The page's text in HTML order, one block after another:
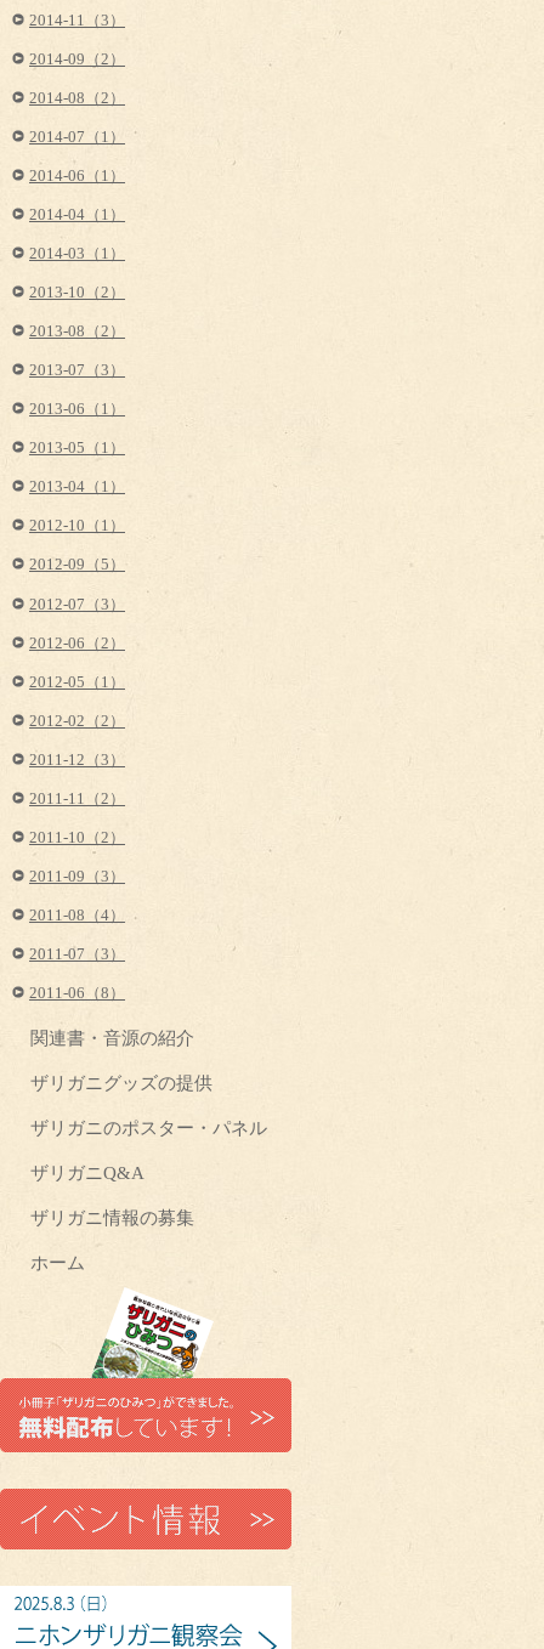
2014-11（3）
2014-09（2）
2014-08（2）
2014-07（1）
2014-06（1）
2014-04（1）
2014-03（1）
2013-10（2）
2013-08（2）
2013-07（3）
2013-06（1）
2013-05（1）
2013-04（1）
2012-10（1）
2012-09（5）
2012-07（3）
2012-06（2）
2012-05（1）
2012-02（2）
2011-12（3）
2011-11（2）
2011-10（2）
2011-09（3）
2011-08（4）
2011-07（3）
2011-06（8）
関連書・音源の紹介
ザリガニグッズの提供
ザリガニのポスター・パネル
ザリガニQ&A
ザリガニ情報の募集
ホーム